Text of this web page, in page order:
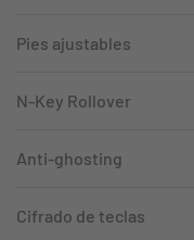
Pies ajustables
N-Key Rollover
Anti-ghosting
Cifrado de teclas